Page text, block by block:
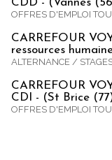
CDD - (Vannes
OFFRES D'EMPLOI
CARREFOUR
ressources
ALTERNANCE /
CARREFOUR
CDI - (St Brice
OFFRES D'EMPLOI